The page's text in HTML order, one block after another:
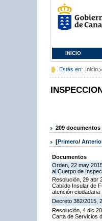
INICIO
Estás en: Inicio
209 documentos
[Primero/
Documentos
Orden, 22 may
al Cuerpo de
Resolución, 29 abr
Cabildo Insular de
atención ciudadana
Decreto 382/2015,
Resolución, 4 dic
Carta de Servicios